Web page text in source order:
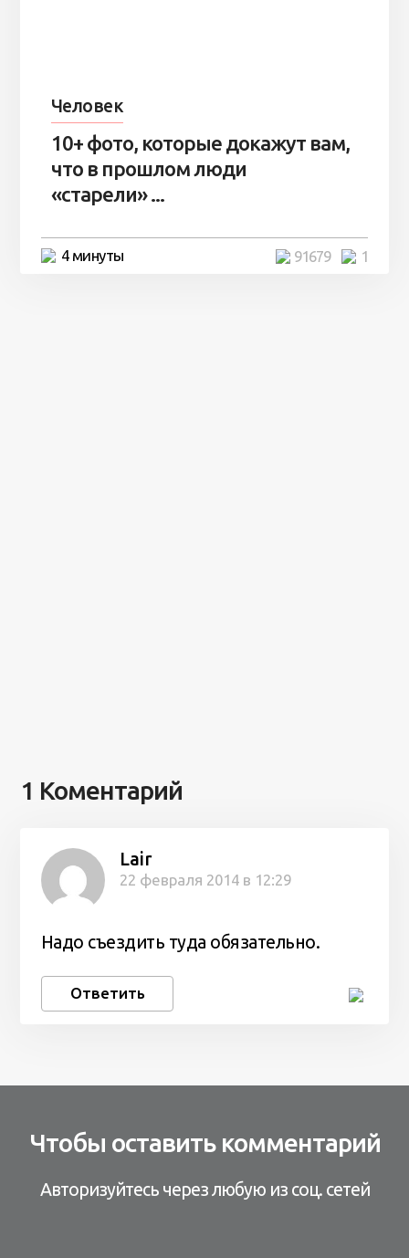
Человек
10+ фото, которые докажут вам,
что в прошлом люди
«старели» ...
4 минуты 1
91679
1 Коментарий
Lair
22 февраля 2014 в 12:29
Надо съездить туда обязательно.
Ответить
Чтобы оставить комментарий
Авторизуйтесь через любую из соц. сетей